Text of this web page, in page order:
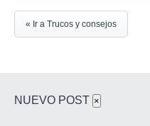
« Ir a Trucos y consejos
NUEVO POST ×